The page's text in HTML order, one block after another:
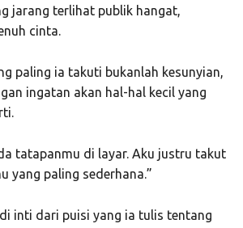
jarang terlihat publik hangat,
cinta.
paling ia takuti bukanlah kesunyian,
ingatan akan hal-hal kecil yang
tatapanmu di layar. Aku justru takut
yang paling sederhana.”
inti dari puisi yang ia tulis tentang